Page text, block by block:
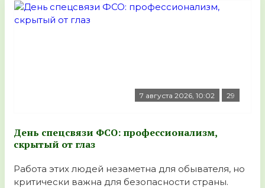
7 августа 2026, 10:02 29
День спецсвязи ФСО: профессионализм,
скрытый от глаз
Работа этих людей незаметна для обывателя, но
критически важна для безопасности страны.